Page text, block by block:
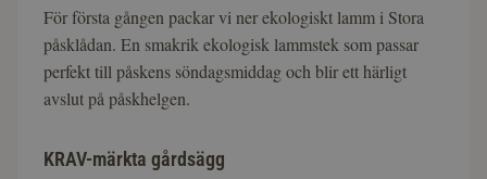
För första gången packar vi ner ekologiskt lamm i Stora
påsklådan. En smakrik ekologisk lammstek som passar
perfekt till påskens söndagsmiddag och blir ett härligt
avslut på påskhelgen.
KRAV-märkta gårdsägg